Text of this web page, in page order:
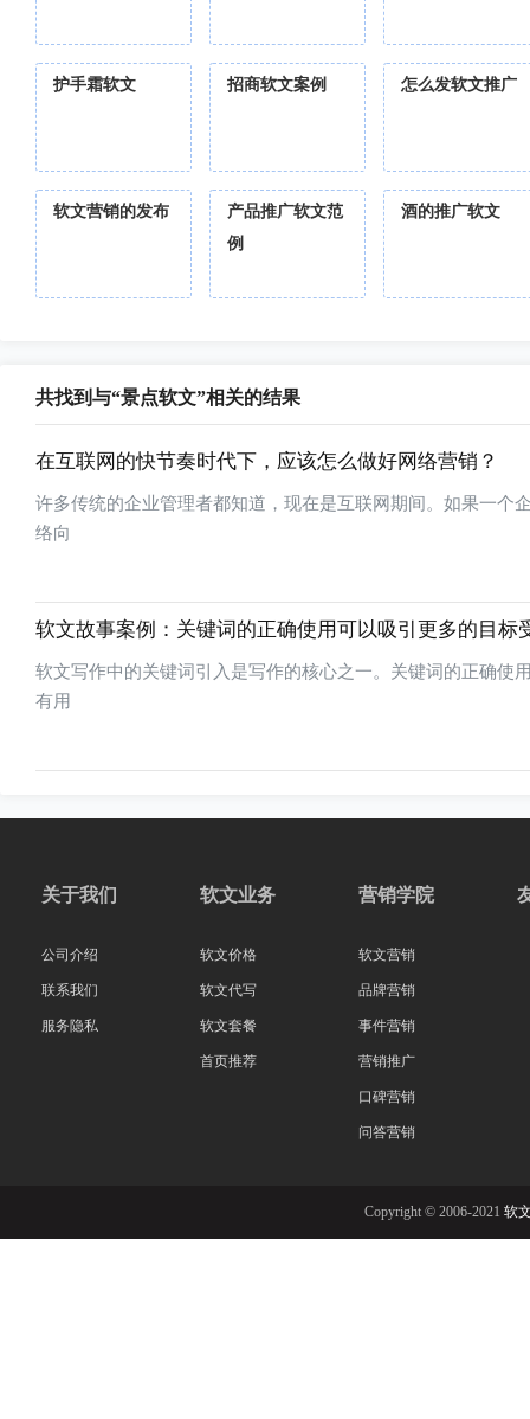
护手霜软文 招商软文案例 怎么发软文推广
软文营销的发布
产品推广软文范
例
酒的推广软文
共找到与“景点软文”相关的结果
在互联网的快节奏时代下，应该怎么做好网络营销？
许多传统的企业管理者都知道，现在是互联网期间。如果一个
络向
软文故事案例：关键词的正确使用可以吸引更多的目标
软文写作中的关键词引入是写作的核心之一。关键词的正确使
有用
关于我们
公司介绍
联系我们
服务隐私
软文业务
软文价格
软文代写
软文套餐
首页推荐
营销学院
软文营销
品牌营销
事件营销
营销推广
口碑营销
问答营销
Copyright © 2006-2021 软